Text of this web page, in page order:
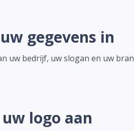
gegevens in
uw bedrijf, uw slogan en uw
uw logo aan